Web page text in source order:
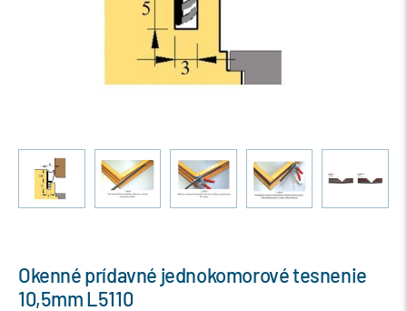
Okenné prídavné jednokomorové tesnenie
10,5mm L5110